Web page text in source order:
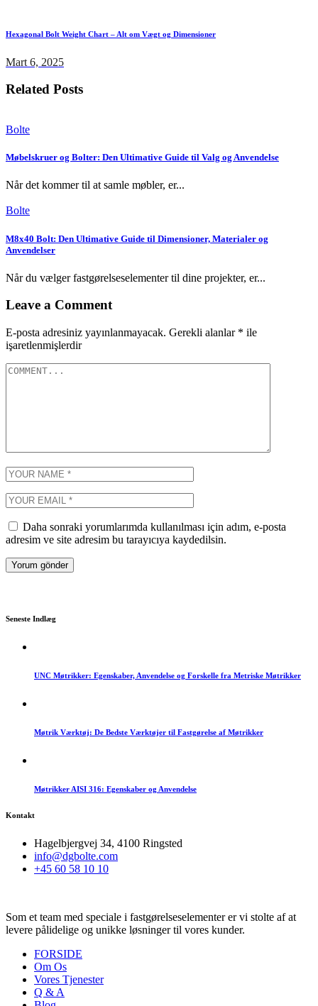
Hexagonal Bolt Weight Chart – Alt om Vægt og Dimensioner
Mart 6, 2025
Related Posts
Bolte
Møbelskruer og Bolter: Den Ultimative Guide til Valg og Anvendelse
Når det kommer til at samle møbler, er...
Bolte
M8x40 Bolt: Den Ultimative Guide til Dimensioner, Materialer og
Anvendelser
Når du vælger fastgørelseselementer til dine projekter, er...
Leave a Comment
E-posta adresiniz yayınlanmayacak. Gerekli alanlar * ile
işaretlenmişlerdir
Daha sonraki yorumlarımda kullanılması için adım, e-posta
adresim ve site adresim bu tarayıcıya kaydedilsin.
Seneste Indlæg
UNC Møtrikker: Egenskaber, Anvendelse og Forskelle fra Metriske Møtrikker
Møtrik Værktøj: De Bedste Værktøjer til Fastgørelse af Møtrikker
Møtrikker AISI 316: Egenskaber og Anvendelse
Kontakt
Hagelbjergvej 34, 4100 Ringsted
info@dgbolte.com
+45 60 58 10 10
Som et team med speciale i fastgørelseselementer er vi stolte af at
levere pålidelige og unikke løsninger til vores kunder.
FORSIDE
Om Os
Vores Tjenester
Q & A